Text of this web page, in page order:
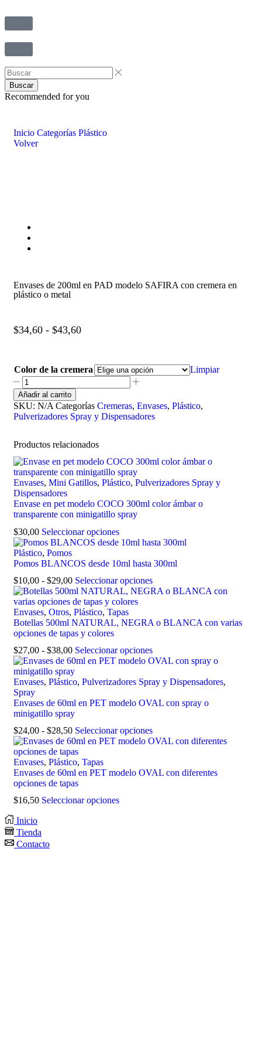
Buscar
Recommended for you
Inicio Categorías Plástico
Volver
Envases de 200ml en PAD modelo SAFIRA con cremera en
plástico o metal
$34,60 - $43,60
Color de la cremera Limpiar
Añadir al carrito
SKU: N/A Categorías Cremeras, Envases, Plástico,
Pulverizadores Spray y Dispensadores
Productos relacionados
Envases, Mini Gatillos, Plástico, Pulverizadores Spray y
Dispensadores
Envase en pet modelo COCO 300ml color ámbar o
transparente con minigatillo spray
$30,00 Seleccionar opciones
Plástico, Pomos
Pomos BLANCOS desde 10ml hasta 300ml
$10,00 - $29,00 Seleccionar opciones
Envases, Otros, Plástico, Tapas
Botellas 500ml NATURAL, NEGRA o BLANCA con varias
opciones de tapas y colores
$27,00 - $38,00 Seleccionar opciones
Envases, Plástico, Pulverizadores Spray y Dispensadores,
Spray
Envases de 60ml en PET modelo OVAL con spray o
minigatillo spray
$24,00 - $28,50 Seleccionar opciones
Envases, Plástico, Tapas
Envases de 60ml en PET modelo OVAL con diferentes
opciones de tapas
$16,50 Seleccionar opciones
Inicio
Tienda
Contacto